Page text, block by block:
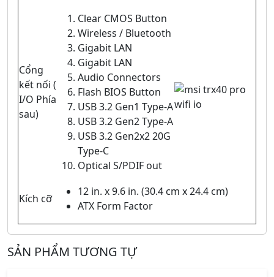
Cổng
kết nối (
I/O Phía
sau)
Clear CMOS Button
Wireless / Bluetooth
Gigabit LAN
Gigabit LAN
Audio Connectors
Flash BIOS Button
USB 3.2 Gen1 Type-A
USB 3.2 Gen2 Type-A
USB 3.2 Gen2x2 20G
Type-C
Optical S/PDIF out
Kích cỡ
12 in. x 9.6 in. (30.4 cm x 24.4 cm)
ATX Form Factor
SẢN PHẨM TƯƠNG TỰ